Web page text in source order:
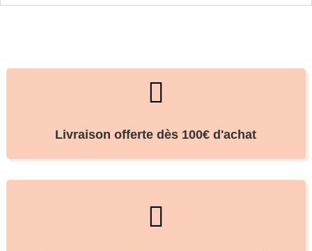

Livraison offerte dès 100€ d'achat
